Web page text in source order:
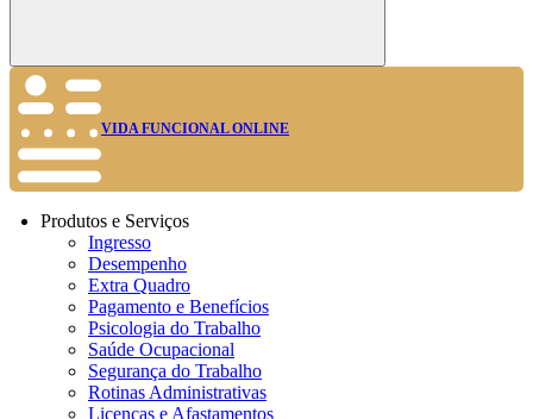
Buscar
VIDA FUNCIONAL ONLINE
Produtos e Serviços
Ingresso
Desempenho
Extra Quadro
Pagamento e Benefícios
Psicologia do Trabalho
Saúde Ocupacional
Segurança do Trabalho
Rotinas Administrativas
Licenças e Afastamentos